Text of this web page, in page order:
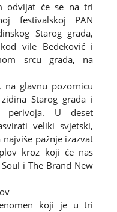
odvijat će se na tri
festivalskoj PAN
Starog grada,
vile Bedeković i
srcu grada, na
na glavnu pozornicu
Starog grada i
perivoja. U deset
veliki svjetski,
pažnje izazvat
kroz koji će nas
i The Brand New
koji je u tri